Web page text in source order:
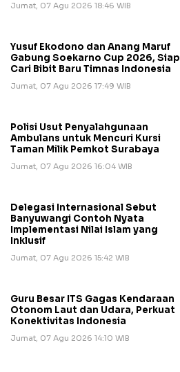
Jumat, 07 Agu 2026 18:46 WIB
Yusuf Ekodono dan Anang Maruf
Gabung Soekarno Cup 2026, Siap
Cari Bibit Baru Timnas Indonesia
Jumat, 07 Agu 2026 17:49 WIB
Polisi Usut Penyalahgunaan
Ambulans untuk Mencuri Kursi
Taman Milik Pemkot Surabaya
Jumat, 07 Agu 2026 16:04 WIB
Delegasi Internasional Sebut
Banyuwangi Contoh Nyata
Implementasi Nilai Islam yang
Inklusif
Jumat, 07 Agu 2026 15:42 WIB
Guru Besar ITS Gagas Kendaraan
Otonom Laut dan Udara, Perkuat
Konektivitas Indonesia
Jumat, 07 Agu 2026 14:10 WIB